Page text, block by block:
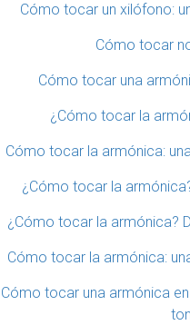
Cómo tocar un xilófono:
Cómo tocar
Cómo tocar una
¿Cómo tocar la
Cómo tocar la armónica:
¿Cómo tocar la
¿Cómo tocar la armónica?
Cómo tocar la armónica:
Cómo tocar una armónica